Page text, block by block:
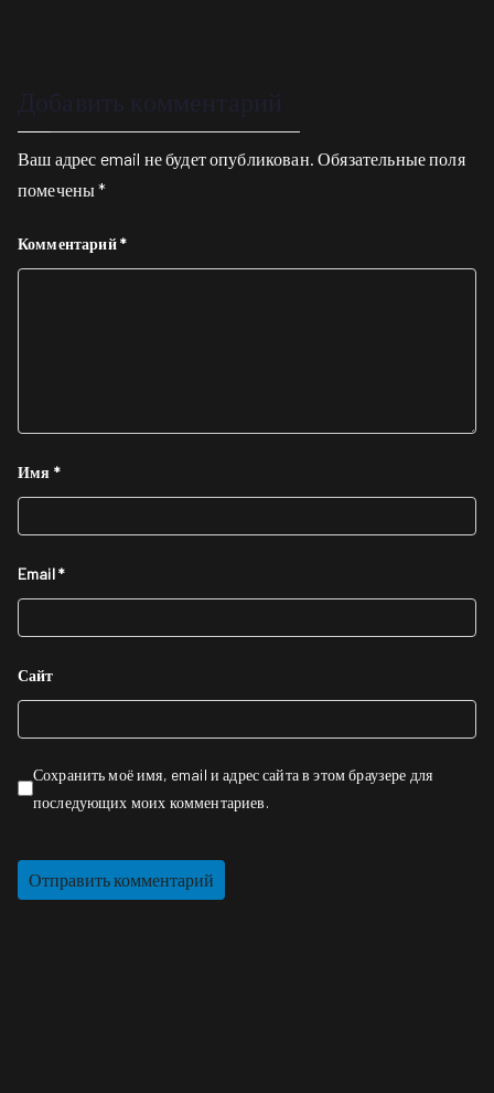
Добавить комментарий
Ваш адрес email не будет опубликован. Обязательные поля
помечены*
Комментарий*
Имя *
Email*
Сайт
Сохранить моё имя, email и адрес сайта в этом браузере для
последующих моих комментариев.